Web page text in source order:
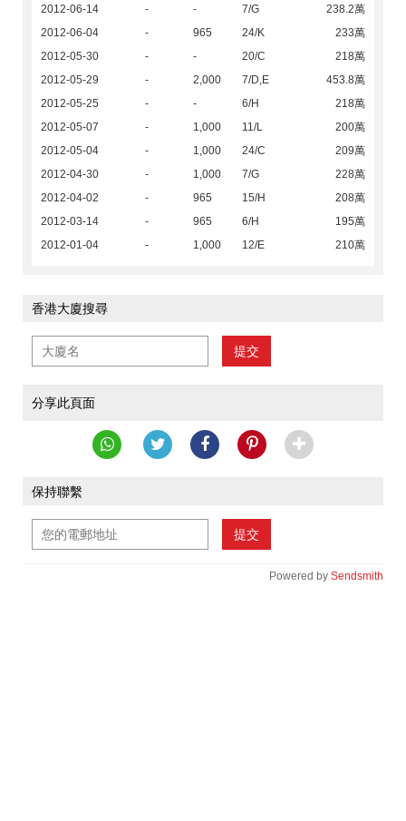
2012-06-14
- - 7/G
238.2萬
2012-06-04
- 965 24/K
233萬
2012-05-30
- - 20/C
218萬
2012-05-29
- 2,000 7/D,E
453.8萬
2012-05-25
- - 6/H
218萬
2012-05-07
- 1,000 11/L
200萬
2012-05-04
- 1,000 24/C
209萬
2012-04-30
- 1,000 7/G
228萬
2012-04-02
- 965 15/H
208萬
2012-03-14
- 965 6/H
195萬
2012-01-04
- 1,000 12/E 210萬
香港大廈搜尋
提交
分享此頁面
保持聯繫
提交
Powered by Sendsmith